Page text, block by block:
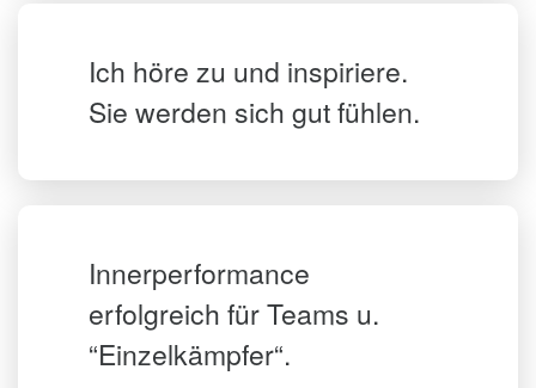
Ich höre zu und inspiriere.
Sie werden sich gut fühlen.
Innerperformance
erfolgreich für Teams u.
“Einzelkämpfer“.